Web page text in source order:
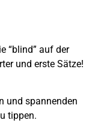
“blind” auf der
und erste Sätze!
und spannenden
tippen.